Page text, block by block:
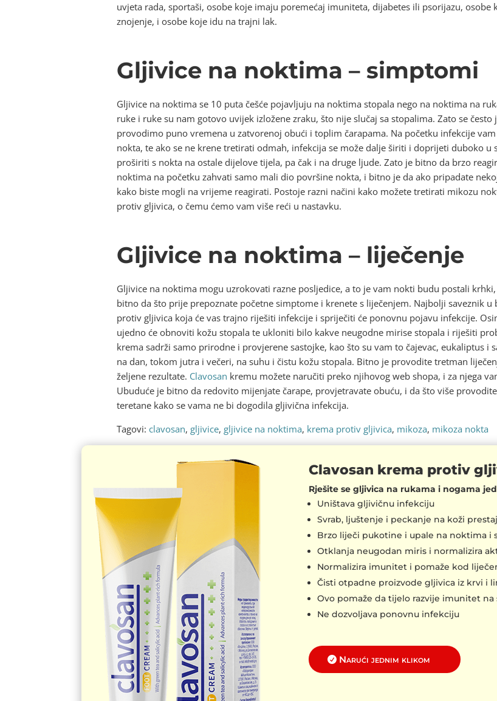
uvjeta rada, sportaši, osobe koje imaju poremećaj imuniteta, dijabetes ili psorijazu,
znojenje, i osobe koje idu na trajni lak.
Gljivice na noktima – simptomi
Gljivice na noktima se 10 puta češće pojavljuju na noktima stopala nego na noktima na
ruke i ruke su nam gotovo uvijek izložene zraku, što nije slučaj sa stopalima. Zato se
provodimo puno vremena u zatvorenoj obući i toplim čarapama. Na početku infekcije
nokta, te ako se ne krene tretirati odmah, infekcija se može dalje širiti i doprijeti duboko u
proširiti s nokta na ostale dijelove tijela, pa čak i na druge ljude. Zato je bitno da brzo
noktima na početku zahvati samo mali dio površine nokta, i bitno je da ako pripadate
kako biste mogli na vrijeme reagirati. Postoje razni načini kako možete tretirati mikozu
protiv gljivica, o čemu ćemo vam više reći u nastavku.
Gljivice na noktima – liječenje
Gljivice na noktima mogu uzrokovati razne posljedice, a to je vam nokti budu postali
bitno da što prije prepoznate početne simptome i krenete s liječenjem. Najbolji saveznik
protiv gljivica koja će vas trajno riješiti infekcije i spriječiti će ponovnu pojavu infekcije.
ujedno će obnoviti kožu stopala te ukloniti bilo kakve neugodne mirise stopala i riješiti
krema sadrži samo prirodne i provjerene sastojke, kao što su vam to čajevac, eukaliptus i
na dan, tokom jutra i večeri, na suhu i čistu kožu stopala. Bitno je provodite tretman
željene rezultate. Clavosan kremu možete naručiti preko njihovog web shopa, i za njega
Ubuduće je bitno da redovito mijenjate čarape, provjetravate obuću, i da što više
teretane kako se vama ne bi dogodila gljivična infekcija.
Tagovi: clavosan, gljivice, gljivice na noktima, krema protiv gljivica, mikoza, mikoza nokta
Clavosan krema protiv
Rješite se gljivica na rukama i nogama
Uništava gljivičnu infekciju
Svrab, ljuštenje i peckanje na koži
Brzo liječi pukotine i upale na noktima i
Otklanja neugodan miris i normalizira
Normalizira imunitet i pomaže kod
Čisti otpadne proizvode gljivica iz krvi i
Ovo pomaže da tijelo razvije imunitet
Ne dozvoljava ponovnu infekciju
Narući jednim klikom